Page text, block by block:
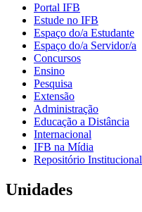
Portal IFB
Estude no IFB
Espaço do/a Estudante
Espaço do/a Servidor/a
Concursos
Ensino
Pesquisa
Extensão
Administração
Educação a Distância
Internacional
IFB na Mídia
Repositório Institucional
Unidades